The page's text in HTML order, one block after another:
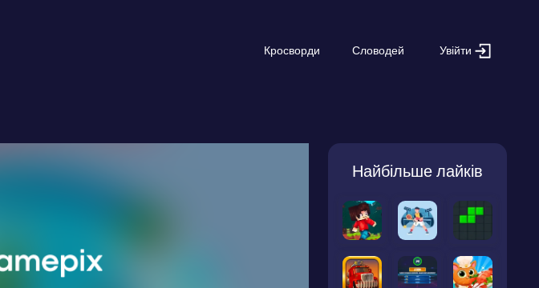
Кросворди Словодей Увійти
Найбільше лайків